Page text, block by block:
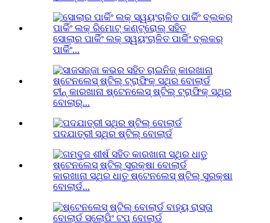
ସୋଲାର ପାର୍କିଂ ଲକ୍ ସ୍ୱୟଂଚାଳିତ ପାର୍କିଂ ବ୍ଲକର୍
ପାର୍କିଂ...
ଚୀନ୍ କାରଖାନା ଷ୍ଟେନଲେସ୍ ଷ୍ଟିଲ୍ ଟ୍ରାଫିକ୍ ସ୍ଥିର
ବୋଲାର୍...
ପଦଯାତ୍ରୀ ସ୍ଥିର ଷ୍ଟିଲ୍ ବୋଲାର୍ଡ
କାରଖାନା ସ୍ଥିର ଧାତୁ ଷ୍ଟେନଲେସ୍ ଷ୍ଟିଲ୍ ସୁରକ୍ଷା
ବୋଲାର୍ଡ...